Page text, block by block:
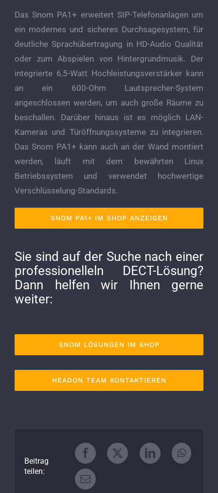
Das Snom PA1+ erweitert SIP-Telefonanlagen um
ein modernes und sicheres Durchsagesystem, für
deutliche Sprachübertragung in HD-Audio Qualität
oder zum Abspielen von Hintergrundmusik. Der
integrierte 6,5-Watt Hochleistungsverstärker kann
an ein 600-Ohm Lautsprecher-System
angeschlossen werden, um auch große Räume zu
beschallen. Darüber hinaus ist es möglich LAN-
Kameras und Türöffnungssysteme zu integrieren.
Das Snom PA1+ kann auch an der Wand montiert
werden, läuft mit dem bewährten Linux
Betriebssystem und verwendet hochwertige
Verschlüsselung-Standards.
SNOM PA1+ IM SHOP ANZEIGEN
Sie sind auf der Suche nach einer
professionelleln DECT-Lösung?
Dann helfen wir Ihnen gerne
weiter:
SNOM LÖSUNGEN IM SHOP
HEADON TEAM KONTAKTIEREN
Beitrag
teilen: